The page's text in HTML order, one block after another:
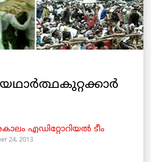
എഡിറ്റോറിയല്‍ ടീം
24, 2013